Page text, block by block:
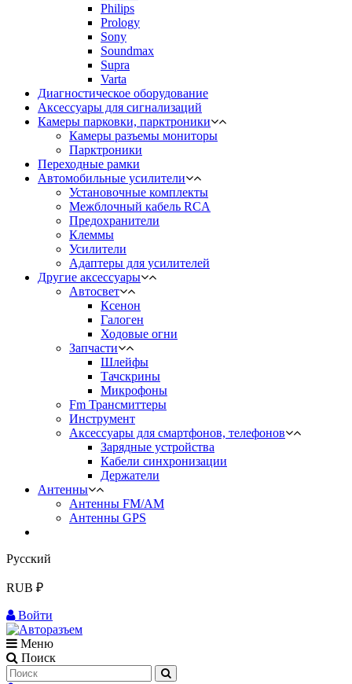
Philips
Prology
Sony
Soundmax
Supra
Varta
Диагностическое оборудование
Аксессуары для сигнализаций
Камеры парковки, парктроники
Камеры разъемы мониторы
Парктроники
Переходные рамки
Автомобильные усилители
Установочные комплекты
Межблочный кабель RCA
Предохранители
Клеммы
Усилители
Адаптеры для усилителей
Другие аксессуары
Автосвет
Ксенон
Галоген
Ходовые огни
Запчасти
Шлейфы
Тачскрины
Микрофоны
Fm Трансмиттеры
Инструмент
Аксессуары для смартфонов, телефонов
Зарядные устройства
Кабели синхронизации
Держатели
Антенны
Антенны FM/AM
Антенны GPS
Русский
RUB ₽
Войти
Меню
Поиск